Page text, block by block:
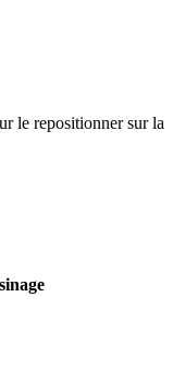
le repositionner sur la